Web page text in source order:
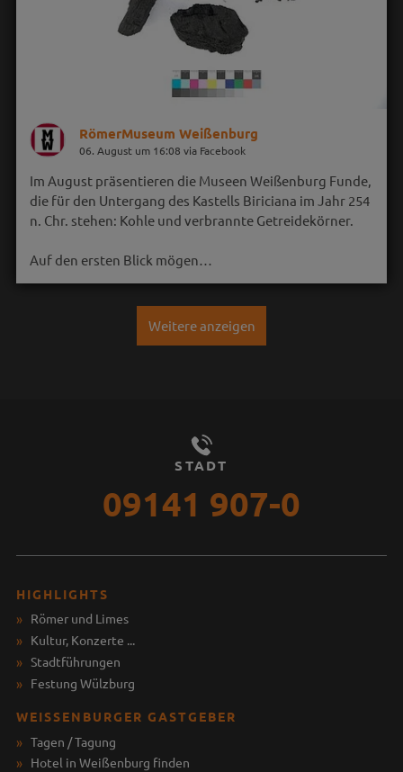
RömerMuseum Weißenburg
06. August um 16:08 via Facebook
Im August präsentieren die Museen Weißenburg Funde,
die für den Untergang des Kastells Biriciana im Jahr 254
n. Chr. stehen: Kohle und verbrannte Getreidekörner.
Auf den ersten Blick mögen…
Weitere anzeigen
STADT
09141 907-0
HIGHLIGHTS
Römer und Limes
Kultur, Konzerte ...
Stadtführungen
Festung Wülzburg
WEISSENBURGER GASTGEBER
Tagen / Tagung
Hotel in Weißenburg finden